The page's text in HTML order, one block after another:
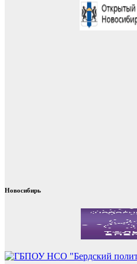
Новосибирь